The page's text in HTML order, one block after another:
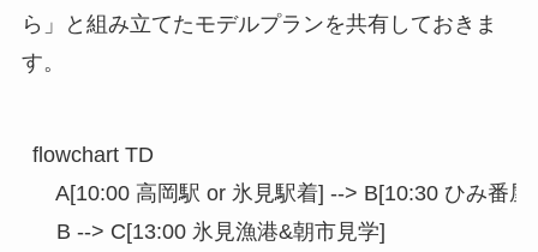
ら」と組み立てたモデルプランを共有しておきま
す。
flowchart TD
A[10:00 高岡駅 or 氷見駅着] --> B[10:30 ひみ番
    B --> C[13:00 氷見漁港&朝市見学]